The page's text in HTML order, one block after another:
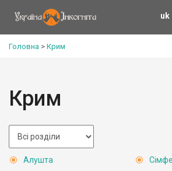
uk
Головна > Крим
Крим
Алушта